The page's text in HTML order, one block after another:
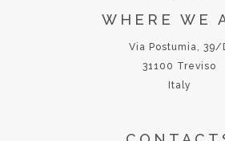
WHERE WE
Via Postumia, 39/
31100 Treviso
Italy